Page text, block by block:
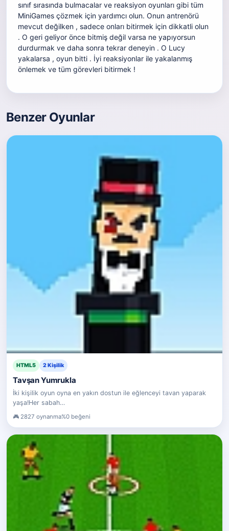
sınıf sırasında bulmacalar ve reaksiyon oyunları gibi tüm
MiniGames çözmek için yardımcı olun. Onun antrenörü
mevcut değilken , sadece onları bitirmek için dikkatli olun
. O geri geliyor önce bitmiş değil varsa ne yapıyorsun
durdurmak ve daha sonra tekrar deneyin . O Lucy
yakalarsa , oyun bitti . İyi reaksiyonlar ile yakalanmış
önlemek ve tüm görevleri bitirmek !
Benzer Oyunlar
HTML5 2 Kişilik
Tavşan Yumrukla
İki kişilik oyun oyna en yakın dostun ile eğlenceyi tavan yaparak
yaşa!Her sabah…
2827 oynanma%0 beğeni